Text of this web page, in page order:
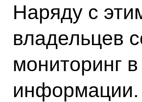
Наряду с
владельцев
мониторинг
информации.